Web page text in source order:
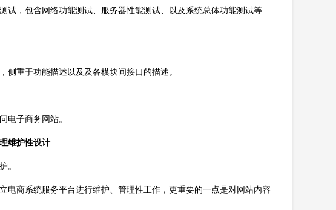
试，包含网络功能测试、服务器性能测试、以及系统总体功能测试等
侧重于功能描述以及及各模块间接口的描述。
电子商务网站。
维护性设计
。
电商系统服务平台进行维护、管理性工作，更重要的一点是对网站内容